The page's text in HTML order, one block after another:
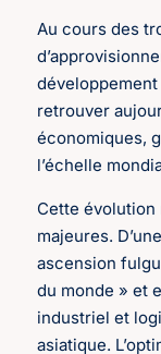
Au cours des
retrouver
économiques,
l’échelle
Cette évolution
majeures.
ascension
du monde » et
industriel et
asiatique.